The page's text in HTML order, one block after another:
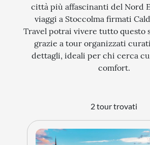
città più affascinanti del Nord
viaggi a Stoccolma firmati
Travel potrai vivere tutto questo
grazie a tour organizzati
dettagli, ideali per chi cerca
comfort.
2 tour trovati
STORIA
CITTÀ
EVENTI SPECIALI
ARTE E CULTURA